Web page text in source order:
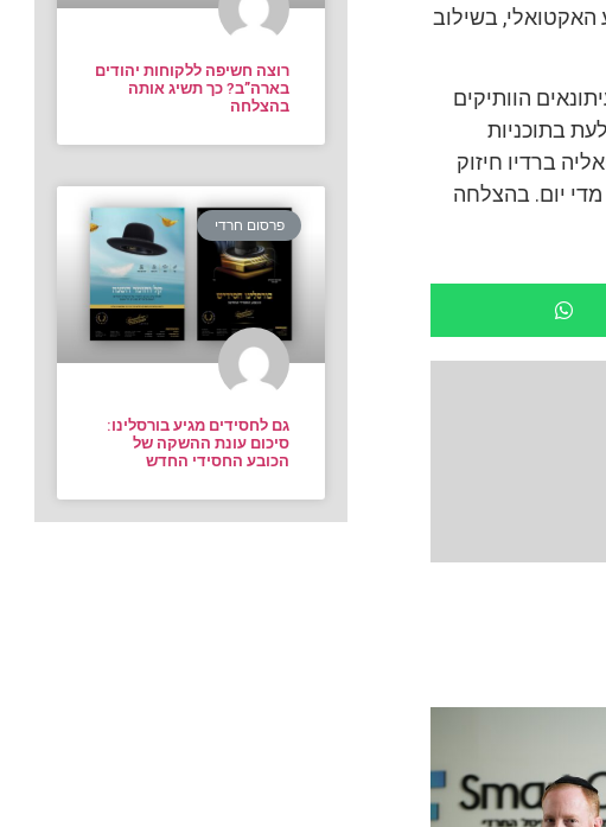
האקטואלי, בשילוב
הוותיקים
בתוכניות
ברדיו חיזוק
יום. בהצלחה
רוצה חשיפה ללקוחות יהודים
בארה”ב? כך תשיג אותה
בהצלחה
פרסום חרדי
גם לחסידים מגיע בורסלינו:
סיכום עונת ההשקה של
הכובע החסידי החדש